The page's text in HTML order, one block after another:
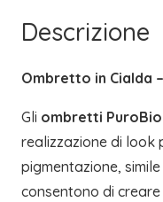
COSMETICS
Descrizione
Ombretto in Cialda
Gli ombretti
realizzazione di look
pigmentazione,
consentono di